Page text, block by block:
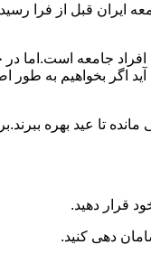
قبل از فرا
جامعه است.اما
بخواهیم به طور
تا عید بهره
قرار دهید.
دهی کنید.